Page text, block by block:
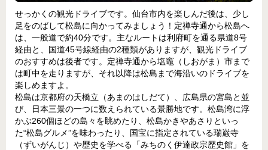
せっかくの観光ドライブです。仙台市内を楽しんだ後は、少し
足をのばして松島に向かってみましょう！定禅寺通から松島へ
は、一般道で約40分です。主なルートは利府町を通る県道8号
経由と、国道45号線経由の2種類がありますが、観光ドライブ
のおすすめは後者です。定禅寺通から塩竈（しおがま）市まで
は町中を走りますが、それ以降は松島まで海沿いのドライブを
楽しめますよ。
松島は京都府の天橋立（あまのはしだて）、広島県の宮島と並
び、日本三景の一つに数えられている景勝地です。松島湾に浮
かぶ260個ほどの島々を眺めたり、松島かきやあさりといっ
た“松島グルメ”を味わったり、国宝に指定されている瑞巌寺
（ずいがんじ）や歴史を学べる「みちのく伊達政宗歴史館」を